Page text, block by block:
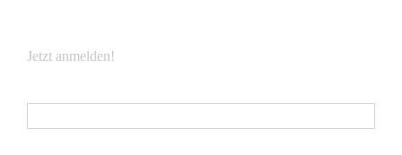
Jetzt anmelden!